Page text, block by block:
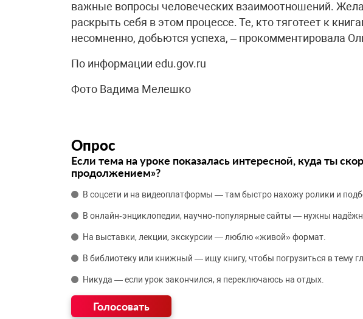
важные вопросы человеческих взаимоотношений.
раскрыть себя в этом процессе. Те, кто тяготеет к
несомненно, добьются успеха, – прокомментировала
По информации edu.gov.ru
Фото Вадима Мелешко
Опрос
Если тема на уроке показалась интересной, куда ты
продолжением»?
В соцсети и на видеоплатформы — там быстро нахожу ролики и
В онлайн‑энциклопедии, научно‑популярные сайты — нужны
На выставки, лекции, экскурсии — люблю «живой» формат.
В библиотеку или книжный — ищу книгу, чтобы погрузиться в тему
Никуда — если урок закончился, я переключаюсь на отдых.